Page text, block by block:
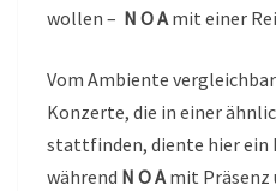
wollen – N O Amit einer
Vom Ambiente
Konzerte, die in einer
stattfinden, diente hier ein
während N O Amit Präsenz